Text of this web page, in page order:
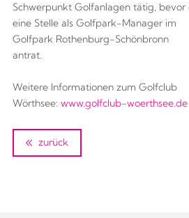
Schwerpunkt Golfanlagen tätig, bevor
eine Stelle als Golfpark-Manager im
Golfpark Rothenburg-Schönbronn
antrat.
Weitere Informationen zum Golfclub
Wörthsee: www.golfclub-woerthsee.de
zurück